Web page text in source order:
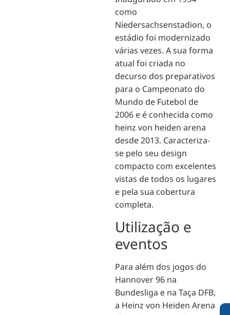
como
Niedersachsenstadion, o
estádio foi modernizado
várias vezes. A sua forma
atual foi criada no
decurso dos preparativos
para o Campeonato do
Mundo de Futebol de
2006 e é conhecida como
heinz von heiden arena
desde 2013. Caracteriza-
se pelo seu design
compacto com excelentes
vistas de todos os lugares
e pela sua cobertura
completa.
Utilização e
eventos
Para além dos jogos do
Hannover 96 na
Bundesliga e na Taça DFB,
a Heinz von Heiden Arena